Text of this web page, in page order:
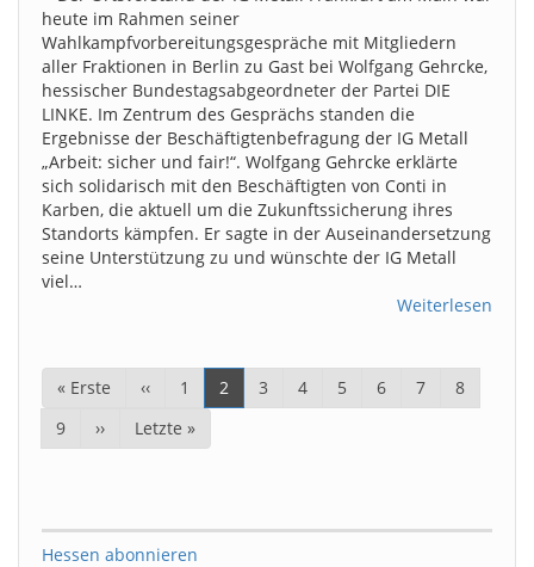
heute im Rahmen seiner
Wahlkampfvorbereitungsgespräche mit Mitgliedern
aller Fraktionen in Berlin zu Gast bei Wolfgang Gehrcke,
hessischer Bundestagsabgeordneter der Partei DIE
LINKE. Im Zentrum des Gesprächs standen die
Ergebnisse der Beschäftigtenbefragung der IG Metall
„Arbeit: sicher und fair!“. Wolfgang Gehrcke erklärte
sich solidarisch mit den Beschäftigten von Conti in
Karben, die aktuell um die Zukunftssicherung ihres
Standorts kämpfen. Er sagte in der Auseinandersetzung
seine Unterstützung zu und wünschte der IG Metall
viel…
Weiterlesen
Seitennummerierung
Erste
« Erste
Vorherige
‹‹ Page
1
Aktuelle
Seite
2 Page
3 Page
4 Page
5 Page
6 Page
7 Page
8
Page
9
Nächste
Seite
››
Letzte
Seite
Letzte »
Hessen abonnieren